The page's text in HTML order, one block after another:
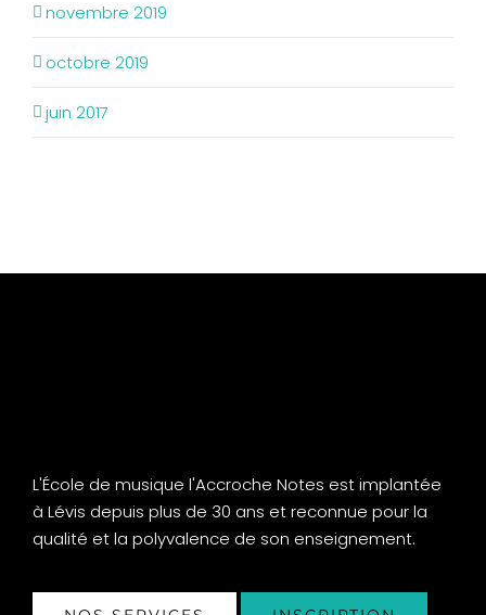
novembre 2019
octobre 2019
juin 2017
L'École de musique l'Accroche Notes est implantée
à Lévis depuis plus de 30 ans et reconnue pour la
qualité et la polyvalence de son enseignement.